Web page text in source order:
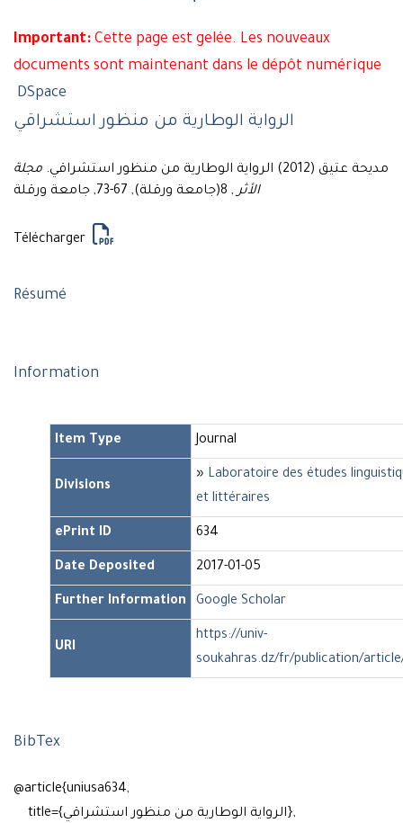
Important: Cette page est gelée. Les nouveaux
documents sont maintenant dans le dépôt numérique
DSpace
الرواية الوطارية من منظور استشراقي
مديحة عتيق (2012) الرواية الوطارية من منظور استشراقي.
مجلة
الأثر, 8(جامعة ورقلة), 67-73, جامعة ورقلة
Télécharger
Résumé
Information
Item Type Journal
Divisions
» Laboratoire des études
et littéraires
ePrint ID 634
Date Deposited 2017-01-05
Further Information Google Scholar
URI
https://univ-
soukahras.dz/fr/publication/
BibTex
@article{uniusa634,
title={الرواية الوطارية من منظور استشراقي},